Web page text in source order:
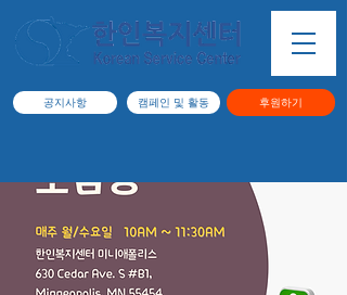
공지사항 캠페인 및 활동 후원하기